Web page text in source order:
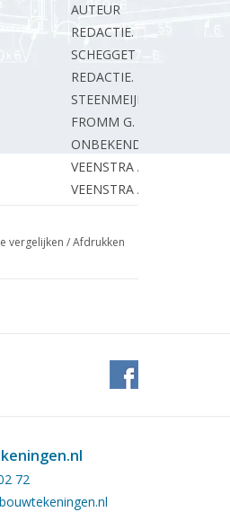
AUTEUR
REDACTIE.
SCHEGGET ter T.
REDACTIE.
STEENMEIJER A.
FROMM G.
ONBEKEND
VEENSTRA A.
VEENSTRA A.
SMITS A.
GUIKINK J.
AKKERMAN P.
REDACTIE.
vergelijken /Afdrukken
72